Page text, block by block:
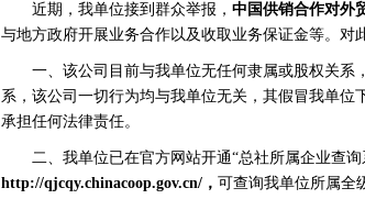
近期，我单位接到群众举报， 中国供销合作对外
与地方政府开展业务合作以及收取业务保证金等。对
一、该公司目前与我单位无任何隶属或股权关系
系，该公司一切行为均与我单位无关，其假冒我单位
承担任何法律责任。
二、我单位已在官方网站开通“总社所属企业查询
http://qjcqy.chinacoop.gov.cn/， 可查询我单位所属全